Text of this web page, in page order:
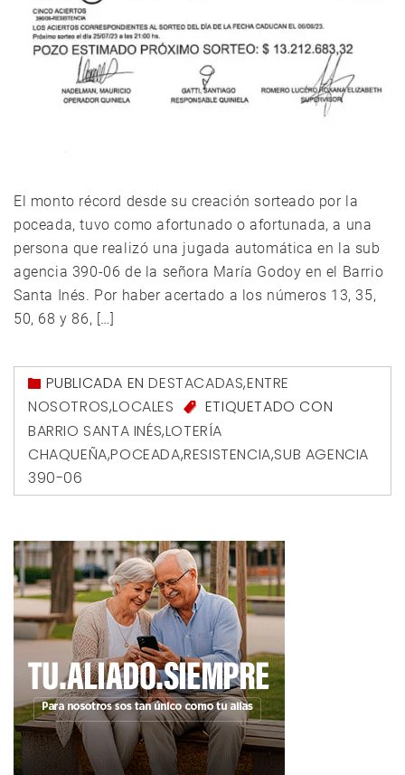
El monto récord desde su creación sorteado por la
poceada, tuvo como afortunado o afortunada, a una
persona que realizó una jugada automática en la sub
agencia 390-06 de la señora María Godoy en el Barrio
Santa Inés. Por haber acertado a los números 13, 35,
50, 68 y 86, […]
PUBLICADA ENDESTACADAS,ENTRE
NOSOTROS,LOCALES
ETIQUETADO CON
BARRIO SANTA INÉS,LOTERÍA
CHAQUEÑA,POCEADA,RESISTENCIA,SUB AGENCIA
390-06